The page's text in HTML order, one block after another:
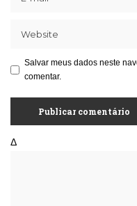
Salvar meus dados neste
comentar.
Δ